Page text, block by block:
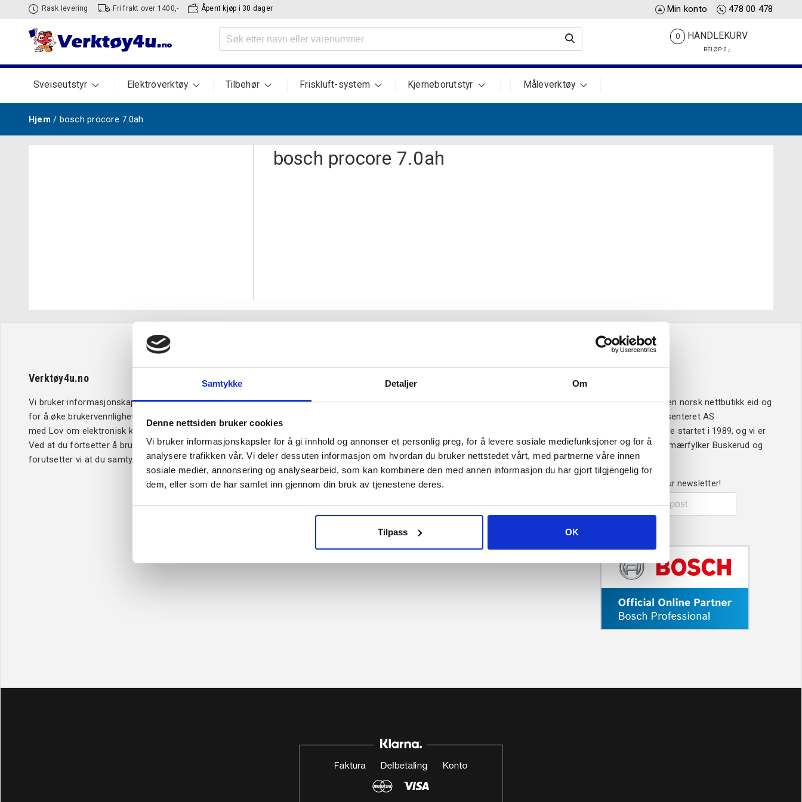
Samtykke Detaljer Om
Denne nettsiden bruker cookies
Vi bruker informasjonskapsler for å gi innhold og annonser et personlig preg, for å levere sosiale mediefunksjoner og for å
analysere trafikken vår. Vi deler dessuten informasjon om hvordan du bruker nettstedet vårt, med partnerne våre innen
sosiale medier, annonsering og analysearbeid, som kan kombinere den med annen informasjon du har gjort tilgjengelig for
dem, eller som de har samlet inn gjennom din bruk av tjenestene deres.
Tilpass OK
til
innhold
Rask levering Fri frakt over 1400,- Åpent kjøp i 30 dager Min konto 478 00 478
Søk
etter:
0 HANDLEKURV
BELØP:0 ,-
Sveiseutstyr Elektroverktøy Tilbehør Friskluft-system Kjerneborutstyr Måleverktøy
Hjem / bosch procore 7.0ah
bosch procore 7.0ah
Verktøy4u.no
Vi bruker informasjonskapsler (cookies)
for å øke brukervennligheten i samsvar
med Lov om elektronisk kommunikasjon.
Ved at du fortsetter å bruke Verktøy4u.no,
forutsetter vi at du samtykker til dette.
Kundeservice
Retur og bytte
Leveringsinformasjon
Reklamasjon
Personvernerklæring
Om Verktøy4u.no
Min konto
Verktøy4u.no er en norsk nettbutikk eid og
drevet av Sveisesenteret AS
Sveisesenteret ble startet i 1989, og vi er
ledende i våre primærfylker Buskerud og
Vestfold.
Sign up for our newsletter!